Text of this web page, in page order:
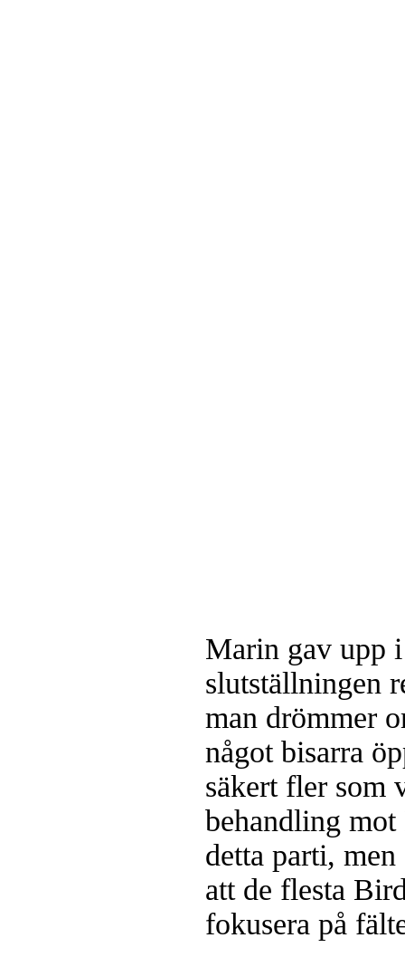
Marin gav upp
slutställningen
man drömmer
något bisarra
säkert fler som
behandling
detta parti,
att de flesta
fokusera på